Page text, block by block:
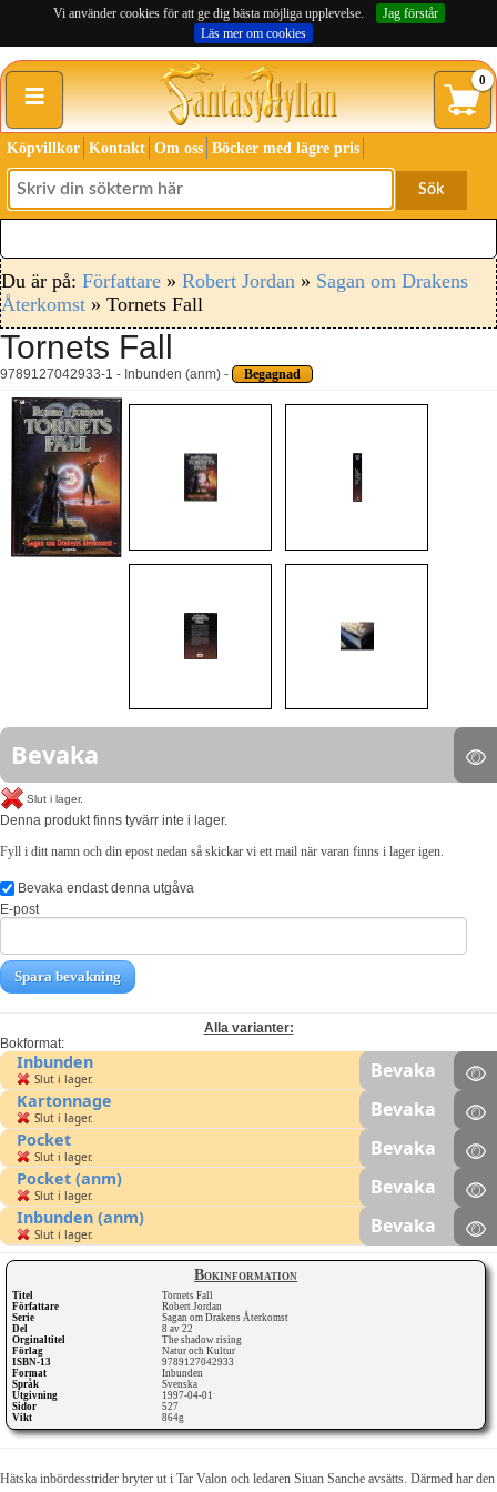
Vi använder cookies för att ge dig bästa möjliga upplevelse.
Jag förstår
Läs mer om cookies
≡ 0
Köpvillkor Kontakt Om oss Böcker med lägre pris
Sök
Du är på: Författare » Robert Jordan » Sagan om Drakens
Återkomst » Tornets Fall
Tornets Fall
9789127042933-1 - Inbunden (anm) - Begagnad
Bokinformation
Titel
Tornets Fall
Författare
Robert Jordan
Serie
Sagan om Drakens Återkomst
Del
8 av 22
Orginaltitel
The shadow rising
Förlag
Natur och Kultur
ISBN-13
9789127042933
Format
Inbunden
Språk
Svenska
Utgivning
1997-04-01
Sidor
527
Vikt
864g
Bevaka
Slut i lager.
Denna produkt finns tyvärr inte i lager.
Fyll i ditt namn och din epost nedan så skickar vi ett mail när varan finns i lager igen.
Bevaka endast denna utgåva
E-post
Spara bevakning
Alla varianter:
Bokformat:
Inbunden
Slut i lager. Bevaka
Kartonnage
Slut i lager. Bevaka
Pocket
Slut i lager. Bevaka
Pocket (anm)
Slut i lager. Bevaka
Inbunden (anm)
Slut i lager. Bevaka
Hätska inbördesstrider bryter ut i Tar Valon och ledaren Siuan Sanche avsätts. Därmed har den